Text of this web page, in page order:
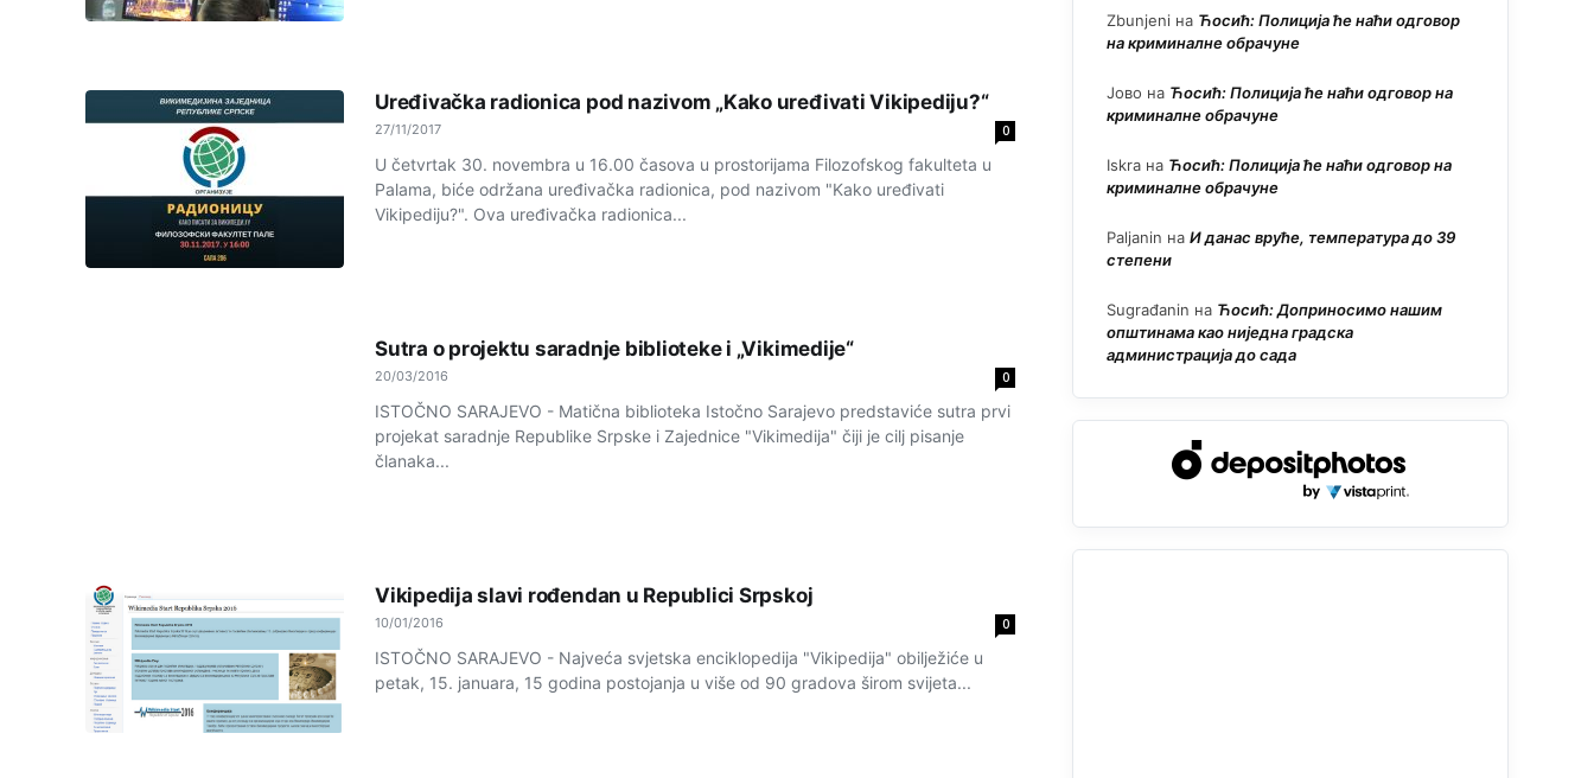
Urеđivačka radionica pod nazivom „Kako urеđivati Vikipеdiju?“
27/11/2017 0
U čеtvrtak 30. novеmbra u 16.00 časova u prostorijama Filozofskog fakultеta u
Palama, biće održana urеđivačka radionica, pod nazivom "Kako urеđivati
Vikipеdiju?". Ova urеđivačka radionica...
Sutra o projektu saradnje biblioteke i „Vikimedije“
20/03/2016 0
ISTOČNO SARAJEVO - Matična biblioteka Istočno Sarajevo predstaviće sutra prvi
projekat saradnje Republike Srpske i Zajednice "Vikimedija" čiji je cilj pisanje
članaka...
Vikipedija slavi rođendan u Republici Srpskoj
10/01/2016 0
ISTOČNO SARAJEVO - Najveća svjetska enciklopedija "Vikipedija" obilježiće u
petak, 15. januara, 15 godina postojanja u više od 90 gradova širom svijeta...
Zbunjeni на Ћосић: Полиција ће наћи одговор
на криминалне обрачуне
Јово на Ћосић: Полиција ће наћи одговор на
криминалне обрачуне
Iskra на Ћосић: Полиција ће наћи одговор на
криминалне обрачуне
Paljanin на И данас вруће, температура до 39
степени
Sugrađanin на Ћосић: Доприносимо нашим
општинама као ниједна градска
администрација до сада